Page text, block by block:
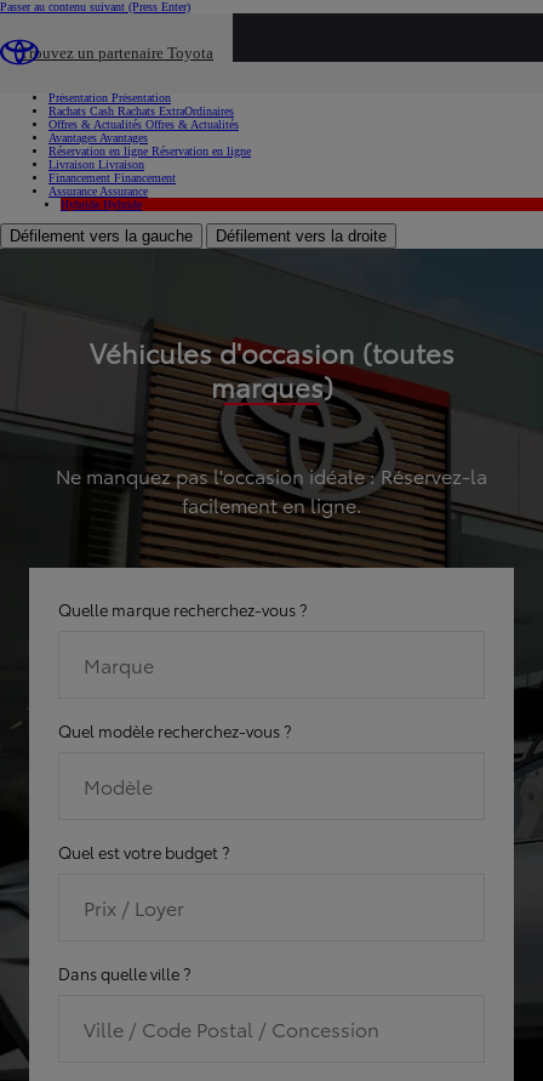
Passer au contenu suivant (Press Enter)
Trouvez un partenaire Toyota
Présentation Présentation
Rachats Cash Rachats ExtraOrdinaires
Offres & Actualités Offres & Actualités
Avantages Avantages
Réservation en ligne Réservation en ligne
Livraison Livraison
Financement Financement
Assurance Assurance
Hybride Hybride
Défilement vers la gauche Défilement vers la droite
Véhicules d'occasion (toutes
marques)
Ne manquez pas l'occasion idéale : Réservez-la
facilement en ligne.
Quelle marque recherchez-vous ?
Marque
Quel modèle recherchez-vous ?
Modèle
Quel est votre budget ?
Prix / Loyer
Dans quelle ville ?
Ville / Code Postal / Concession